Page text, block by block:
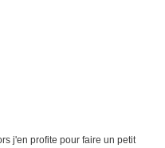
j'en profite pour faire un petit